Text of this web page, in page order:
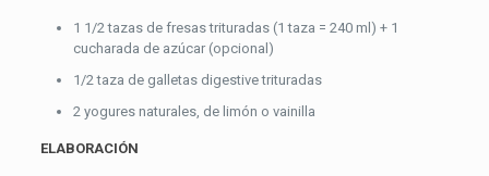
1 1/2 tazas de fresas trituradas (1 taza = 240 ml) + 1
cucharada de azúcar (opcional)
1/2 taza de galletas digestive trituradas
2 yogures naturales, de limón o vainilla
ELABORACIÓN